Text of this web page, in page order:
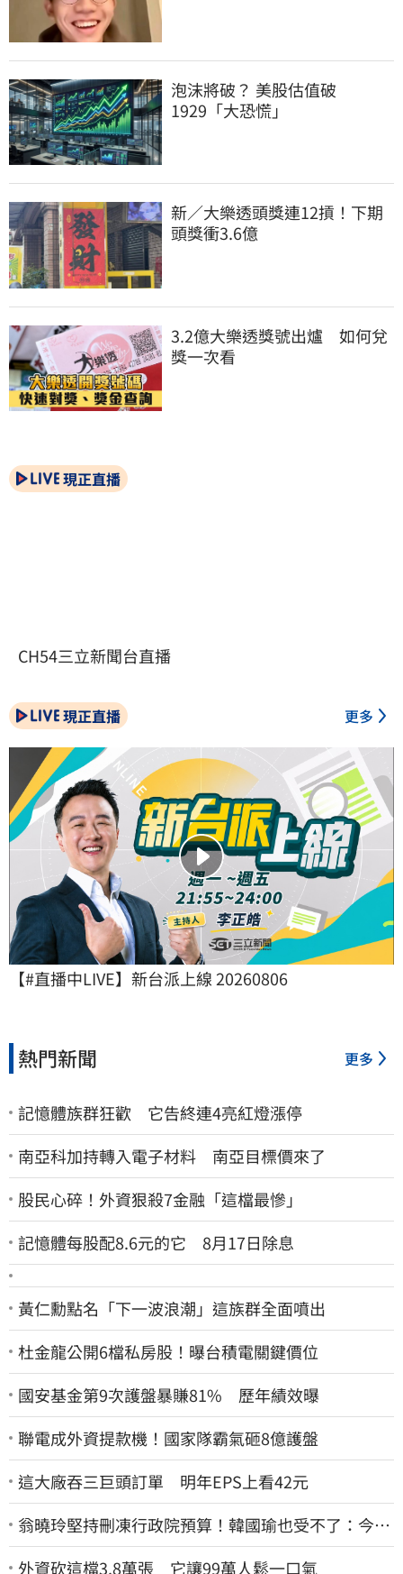
泡沫將破？ 美股估值破
1929「大恐慌」
新／大樂透頭獎連12摃！下期
頭獎衝3.6億
3.2億大樂透獎號出爐　如何兌
獎一次看
現正直播
CH54三立新聞台直播
現正直播 更多
【#直播中LIVE】新台派上線 20260806
熱門新聞 更多
記憶體族群狂歡 它告終連4亮紅燈漲停
南亞科加持轉入電子材料 南亞目標價來了
股民心碎！外資狠殺7金融「這檔最慘」
記憶體每股配8.6元的它 8月17日除息
黃仁勳點名「下一波浪潮」這族群全面噴出
杜金龍公開6檔私房股！曝台積電關鍵價位
國安基金第9次護盤暴賺81% 歷年績效曝
聯電成外資提款機！國家隊霸氣砸8億護盤
這大廠吞三巨頭訂單 明年EPS上看42元
翁曉玲堅持刪凍行政院預算！韓國瑜也受不了：今年
剩4個月你思考一下
外資砍這檔3.8萬張 它讓99萬人鬆一口氣